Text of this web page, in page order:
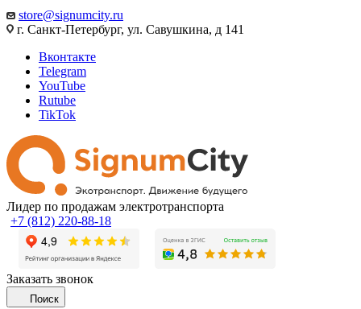
store@signumcity.ru
г. Санкт-Петербург, ул. Савушкина, д 141
Вконтакте
Telegram
YouTube
Rutube
TikTok
Лидер по продажам электротранспорта
+7 (812) 220-88-18
Заказать звонок
Поиск